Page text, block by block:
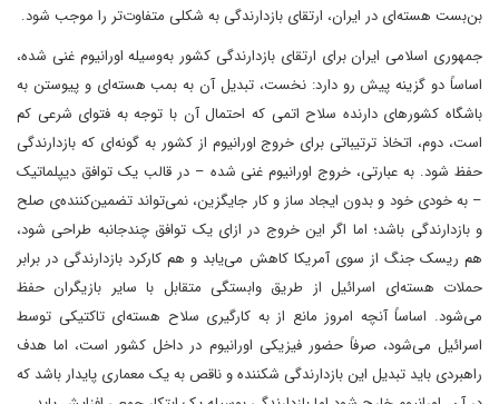
بن‌بست هسته‌ای در ایران، ارتقای بازدارندگی به شکلی متفاوت‌تر را موجب شود.
جمهوری اسلامی ایران برای ارتقای بازدارندگی کشور به‌وسیله اورانیوم غنی شده،
اساساً دو گزینه پیش رو دارد: نخست، تبدیل آن به بمب هسته‌ای و پیوستن به
باشگاه کشورهای دارنده سلاح اتمی که احتمال آن با توجه به فتوای شرعی کم
است، دوم، اتخاذ ترتیباتی برای خروج اورانیوم از کشور به گونه‌ای که بازدارندگی
حفظ شود. به عبارتی، خروج اورانیوم غنی ‌شده – در قالب یک توافق دیپلماتیک
– به خودی خود و بدون ایجاد ساز و کار جایگزین، نمی‌تواند تضمین‌کننده‌ی صلح
و بازدارندگی باشد؛ اما اگر این خروج در ازای یک توافق چندجانبه طراحی شود،
هم ریسک جنگ از سوی آمریکا کاهش می‌یابد و هم کارکرد بازدارندگی در برابر
حملات هسته‌ای اسرائیل از طریق وابستگی متقابل با سایر بازیگران حفظ
می‌شود. اساساً آنچه امروز مانع از به ‌کارگیری سلاح هسته‌ای تاکتیکی توسط
اسرائیل می‌شود، صرفاً حضور فیزیکی اورانیوم در داخل کشور است، اما هدف
راهبردی باید تبدیل این بازدارندگی شکننده و ناقص به یک معماری پایدار باشد که